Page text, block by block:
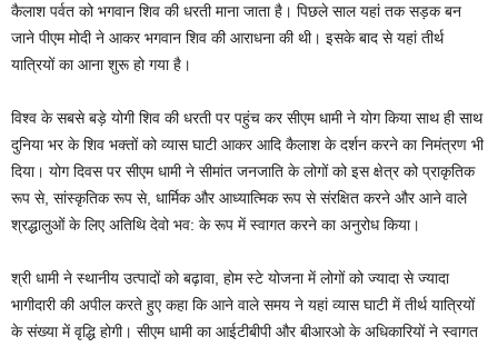
कैलाश पर्वत को भगवान शिव की धरती माना जाता है। पिछले साल यहां तक सड़क बन
जाने पीएम मोदी ने आकर भगवान शिव की आराधना की थी। इसके बाद से यहां तीर्थ
यात्रियों का आना शुरू हो गया है।
विश्व के सबसे बड़े योगी शिव की धरती पर पहुंच कर सीएम धामी ने योग किया साथ ही साथ
दुनिया भर के शिव भक्तों को व्यास घाटी आकर आदि कैलाश के दर्शन करने का निमंत्रण भी
दिया। योग दिवस पर सीएम धामी ने सीमांत जनजाति के लोगों को इस क्षेत्र को प्राकृतिक
रूप से, सांस्कृतिक रूप से, धार्मिक और आध्यात्मिक रूप से संरक्षित करने और आने वाले
श्रद्धालुओं के लिए अतिथि देवो भव: के रूप में स्वागत करने का अनुरोध किया।
श्री धामी ने स्थानीय उत्पादों को बढ़ावा, होम स्टे योजना में लोगों को ज्यादा से ज्यादा
भागीदारी की अपील करते हुए कहा कि आने वाले समय ने यहां व्यास घाटी में तीर्थ यात्रियों
के संख्या में वृद्धि होगी। सीएम धामी का आईटीबीपी और बीआरओ के अधिकारियों ने स्वागत